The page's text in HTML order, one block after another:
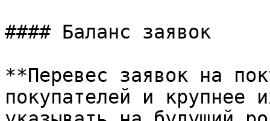
#### Баланс заявок
**Перевес заявок на
покупателей и крупнее